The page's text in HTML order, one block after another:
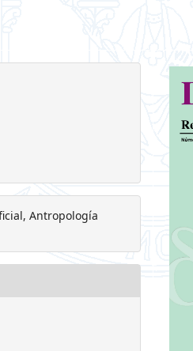
Antropología